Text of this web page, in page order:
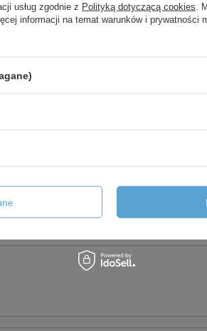
pomocy? Masz pytania?
5/5
usług zgodnie z Polityką dotyczącą cookies .
informacji na temat warunków i prywatności